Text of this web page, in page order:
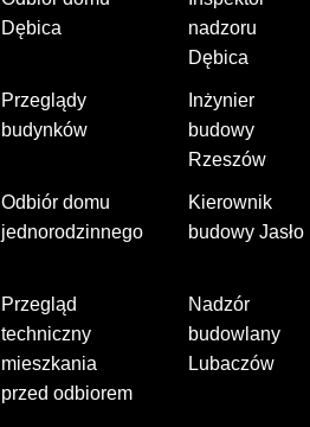
Dębica
nadzoru
Dębica
Przeglądy
budynków
Inżynier
budowy
Rzeszów
Odbiór domu
jednorodzinnego
Kierownik
budowy Jasło
Przegląd
techniczny
mieszkania
przed odbiorem
Nadzór
budowlany
Lubaczów